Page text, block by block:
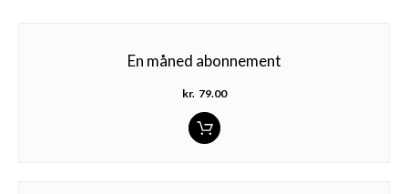
En måned abonnement
kr. 79.00